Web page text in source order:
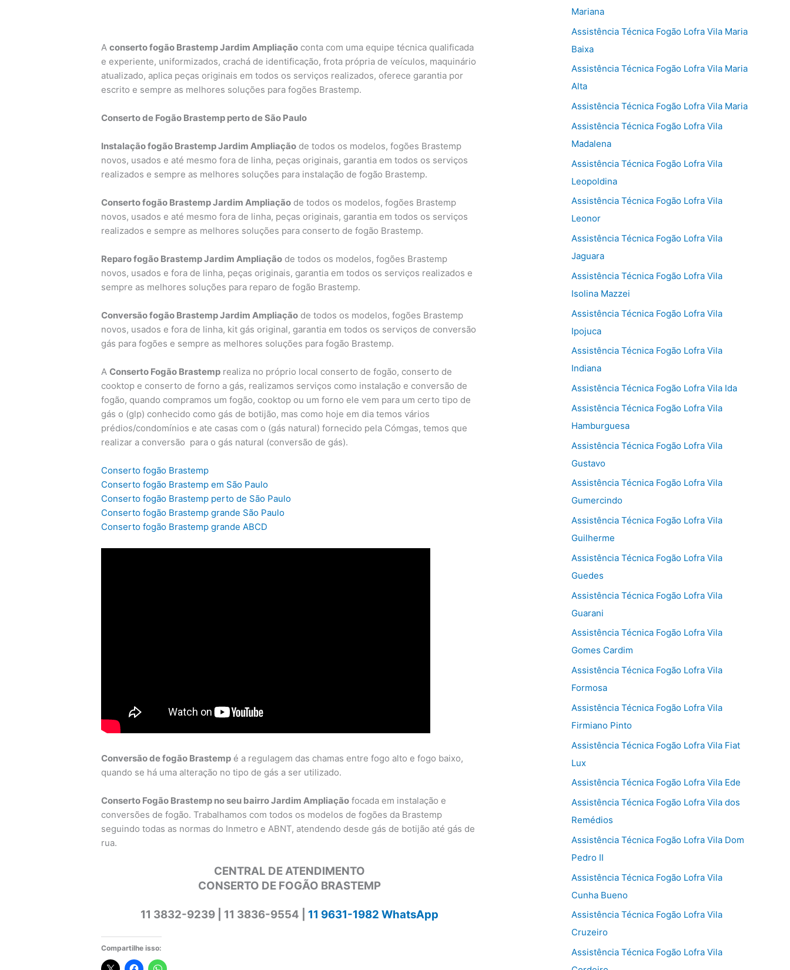
Aconserto fogão Brastemp Jardim Ampliação conta com uma equipe técnica qualificada
e experiente, uniformizados, crachá de identificação, frota própria de veículos, maquinário
atualizado, aplica peças originais em todos os serviços realizados, oferece garantia por
escrito e sempre as melhores soluções para fogões Brastemp.
Conserto de Fogão Brastemp perto de São Paulo
Instalação fogão Brastemp Jardim Ampliação de todos os modelos, fogões Brastemp
novos, usados e até mesmo fora de linha, peças originais, garantia em todos os serviços
realizados e sempre as melhores soluções para instalação de fogão Brastemp.
Conserto fogão Brastemp Jardim Ampliação de todos os modelos, fogões Brastemp
novos, usados e até mesmo fora de linha, peças originais, garantia em todos os serviços
realizados e sempre as melhores soluções para conserto de fogão Brastemp.
Reparo fogão Brastemp Jardim Ampliação de todos os modelos, fogões Brastemp
novos, usados e fora de linha, peças originais, garantia em todos os serviços realizados e
sempre as melhores soluções para reparo de fogão Brastemp.
Conversão fogão Brastemp Jardim Ampliação de todos os modelos, fogões Brastemp
novos, usados e fora de linha, kit gás original, garantia em todos os serviços de conversão
gás para fogões e sempre as melhores soluções para fogão Brastemp.
AConserto Fogão Brastemp realiza no próprio local conserto de fogão, conserto de
cooktop e conserto de forno a gás, realizamos serviços como instalação e conversão de
fogão, quando compramos um fogão, cooktop ou um forno ele vem para um certo tipo de
gás o (glp) conhecido como gás de botijão, mas como hoje em dia temos vários
prédios/condomínios e ate casas com o (gás natural) fornecido pela Cómgas, temos que
realizar a conversão para o gás natural (conversão de gás).
Conserto fogão Brastemp
Conserto fogão Brastemp em São Paulo
Conserto fogão Brastemp perto de São Paulo
Conserto fogão Brastemp grande São Paulo
Conserto fogão Brastemp grande ABCD
Conversão de fogão Brastemp é a regulagem das chamas entre fogo alto e fogo baixo,
quando se há uma alteração no tipo de gás a ser utilizado.
Conserto Fogão Brastemp no seu bairro Jardim Ampliação focada em instalação e
conversões de fogão. Trabalhamos com todos os modelos de fogões da Brastemp
seguindo todas as normas do Inmetro e ABNT, atendendo desde gás de botijão até gás de
rua.
CENTRAL DE ATENDIMENTO
CONSERTO DE FOGÃO BRASTEMP
11 3832-9239 | 11 3836-9554 | 11 9631-1982 WhatsApp
Compartilhe isso:
Mariana
Assistência Técnica Fogão Lofra Vila Maria
Baixa
Assistência Técnica Fogão Lofra Vila Maria
Alta
Assistência Técnica Fogão Lofra Vila Maria
Assistência Técnica Fogão Lofra Vila
Madalena
Assistência Técnica Fogão Lofra Vila
Leopoldina
Assistência Técnica Fogão Lofra Vila
Leonor
Assistência Técnica Fogão Lofra Vila
Jaguara
Assistência Técnica Fogão Lofra Vila
Isolina Mazzei
Assistência Técnica Fogão Lofra Vila
Ipojuca
Assistência Técnica Fogão Lofra Vila
Indiana
Assistência Técnica Fogão Lofra Vila Ida
Assistência Técnica Fogão Lofra Vila
Hamburguesa
Assistência Técnica Fogão Lofra Vila
Gustavo
Assistência Técnica Fogão Lofra Vila
Gumercindo
Assistência Técnica Fogão Lofra Vila
Guilherme
Assistência Técnica Fogão Lofra Vila
Guedes
Assistência Técnica Fogão Lofra Vila
Guarani
Assistência Técnica Fogão Lofra Vila
Gomes Cardim
Assistência Técnica Fogão Lofra Vila
Formosa
Assistência Técnica Fogão Lofra Vila
Firmiano Pinto
Assistência Técnica Fogão Lofra Vila Fiat
Lux
Assistência Técnica Fogão Lofra Vila Ede
Assistência Técnica Fogão Lofra Vila dos
Remédios
Assistência Técnica Fogão Lofra Vila Dom
Pedro II
Assistência Técnica Fogão Lofra Vila
Cunha Bueno
Assistência Técnica Fogão Lofra Vila
Cruzeiro
Assistência Técnica Fogão Lofra Vila